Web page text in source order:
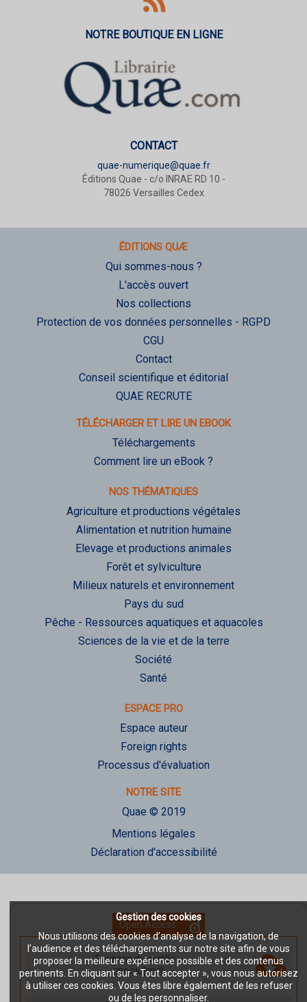
Gestion des cookies
Nous utilisons des cookies d’analyse de la navigation, de
l’audience et des téléchargements sur notre site afin de vous
proposer la meilleure expérience possible et des contenus
pertinents. En cliquant sur « Tout accepter », vous nous autorisez
à utiliser ces cookies. Vous êtes libre également de les refuser
ou de les personnaliser.
Open Access
Paysans du sertão-
EBOOK [PDF]
NOTRE BOUTIQUE EN LIGNE
CONTACT
quae-numerique@quae.fr
Éditions Quae - c/o INRAE RD 10 -
78026 Versailles Cedex
ÉDITIONS QUÆ
Qui sommes-nous ?
L'accès ouvert
Nos collections
Protection de vos données personnelles - RGPD
CGU
Contact
Conseil scientifique et éditorial
QUAE RECRUTE
TÉLÉCHARGER ET LIRE UN EBOOK
Téléchargements
Comment lire un eBook ?
NOS THÉMATIQUES
Agriculture et productions végétales
Alimentation et nutrition humaine
Elevage et productions animales
Forêt et sylviculture
Milieux naturels et environnement
Pays du sud
Pêche - Ressources aquatiques et aquacoles
Sciences de la vie et de la terre
Société
Santé
ESPACE PRO
Espace auteur
Foreign rights
Processus d'évaluation
NOTRE SITE
Quae © 2019
Mentions légales
Déclaration d'accessibilité